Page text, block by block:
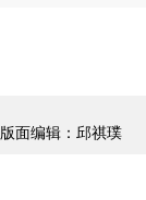
版面编辑：邱祺璞